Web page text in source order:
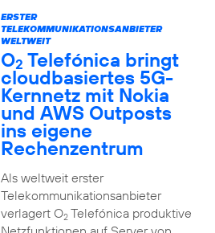
ERSTER
TELEKOMMUNIKATIONSANBIETER
WELTWEIT
O2 Telefónica bringt
cloudbasiertes 5G-
Kernnetz mit Nokia
und AWS Outposts
ins eigene
Rechenzentrum
Als weltweit erster
Telekommunikationsanbieter
verlagert O2Telefónica produktive